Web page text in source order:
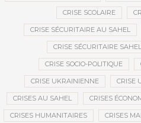
CRISE SCOLAIRE
CRISE SÉCURITAIRE AU SAHEL
CRISE SÉCURITAIRE SAHEL
CRISE SOCIO-POLITIQUE
CRISE UKRAINIENNE CRISE
CRISES AU SAHEL CRISES
CRISES HUMANITAIRES CRISES